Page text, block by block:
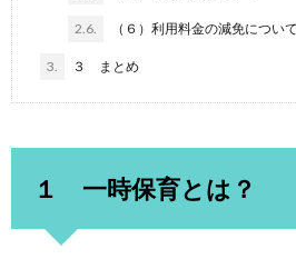
2.6. （６）利用料金の減免について
3. ３ まとめ
１ 一時保育とは？